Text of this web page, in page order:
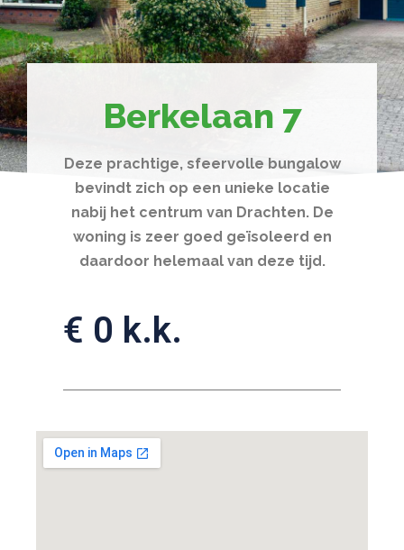
Berkelaan 7
Deze prachtige, sfeervolle bungalow
bevindt zich op een unieke locatie
nabij het centrum van Drachten. De
woning is zeer goed geïsoleerd en
daardoor helemaal van deze tijd.
€ 0 k.k.